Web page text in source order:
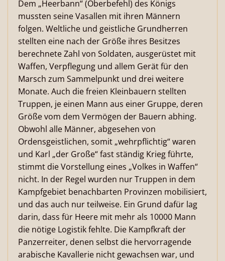
Dem „Heerbann“ (Oberbefehl) des Königs
mussten seine Vasallen mit ihren Männern
folgen. Weltliche und geistliche Grundherren
stellten eine nach der Größe ihres Besitzes
berechnete Zahl von Soldaten, ausgerüstet mit
Waffen, Verpflegung und allem Gerät für den
Marsch zum Sammelpunkt und drei weitere
Monate. Auch die freien Kleinbauern stellten
Truppen, je einen Mann aus einer Gruppe, deren
Größe vom dem Vermögen der Bauern abhing.
Obwohl alle Männer, abgesehen von
Ordensgeistlichen, somit „wehrpflichtig“ waren
und Karl „der Große“ fast ständig Krieg führte,
stimmt die Vorstellung eines „Volkes in Waffen“
nicht. In der Regel wurden nur Truppen in dem
Kampfgebiet benachbarten Provinzen mobilisiert,
und das auch nur teilweise. Ein Grund dafür lag
darin, dass für Heere mit mehr als 10000 Mann
die nötige Logistik fehlte. Die Kampfkraft der
Panzerreiter, denen selbst die hervorragende
arabische Kavallerie nicht gewachsen war, und